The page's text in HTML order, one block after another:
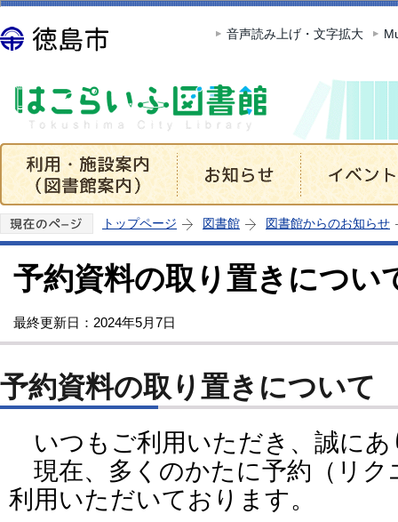
この
音声読み上げ・文字拡大
トップページ 図書館 図書館からのお知らせ
予約資料の取り置きについ
最終更新日：2024年5月7日
予約資料の取り置きについて
いつもご利用いただき、誠に
現在、多くのかたに予約（リク
利用いただいております。